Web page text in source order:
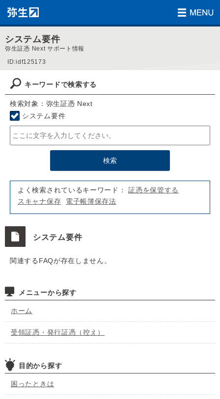
システム要件
弥生証憑 Next サポート情報
ID:idf125173
キーワードで検索する
検索対象：弥生証憑 Next
システム要件
よく検索されているキーワード：証憑を保管する
スキャナ保存
電子帳簿保存法
システム要件
関連するFAQが存在しません。
メニューから探す
ホーム
受領証憑・発行証憑（控え）
目的から探す
困ったときは